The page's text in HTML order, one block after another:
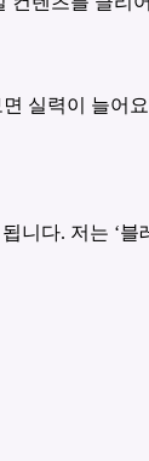
실력이 늘어
다. 저는 ‘